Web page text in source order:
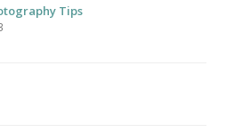
Tips